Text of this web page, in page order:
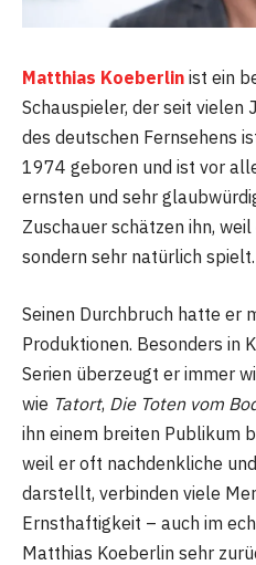
Matthias Koeberlin ist ein
Schauspieler, der seit
des deutschen Fernsehens
1974 geboren und ist vor
ernsten und sehr
Zuschauer schätzen ihn,
sondern sehr natürlich spielt.
Seinen Durchbruch hatte er
Produktionen. Besonders in
Serien überzeugt er immer
wie Tatort, Die Toten vom
ihn einem breiten Publikum
weil er oft nachdenkliche
darstellt, verbinden viele
Ernsthaftigkeit – auch im
Matthias Koeberlin sehr